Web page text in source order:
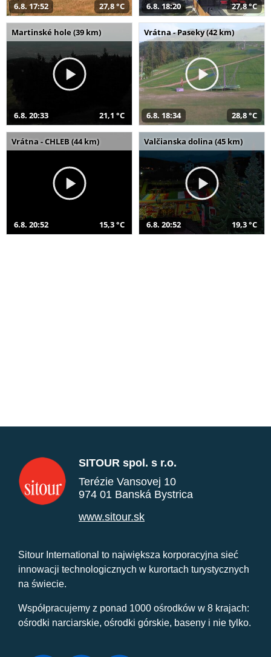
6.8. 17:52 27,8 °C 6.8. 18:20 27,8 °C
Martinské hole (39 km)
6.8. 20:33 21,1 °C
Vrátna - Paseky (42 km)
6.8. 18:34 28,8 °C
Vrátna - CHLEB (44 km)
6.8. 20:52 15,3 °C
Valčianska dolina (45 km)
6.8. 20:52 19,3 °C
SITOUR spol. s r.o.
Terézie Vansovej 10
974 01 Banská Bystrica
www.sitour.sk
Sitour International to największa korporacyjna sieć
innowacji technologicznych w kurortach turystycznych
na świecie.
Współpracujemy z ponad 1000 ośrodków w 8 krajach:
ośrodki narciarskie, ośrodki górskie, baseny i nie tylko.